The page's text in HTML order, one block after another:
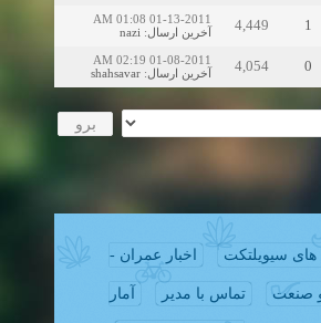
1
4,449
01-13-2011 01:08 AM
آخرین ارسال:
nazi
0
4,054
01-08-2011 02:19 AM
آخرین ارسال:
shahsavar
های سیویلتکت اخبار عمران -
صنعت تماس با مدیر آمار